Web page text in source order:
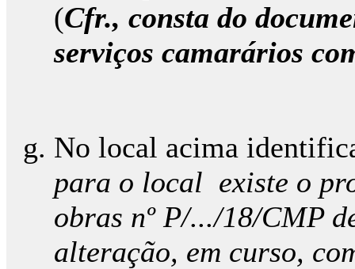
(Cfr., consta do
serviços camarários
No local acima
para o local existe o
obras nº P/.../18/CMP
alteração, em curso,